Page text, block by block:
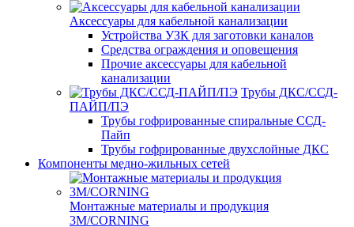
Аксессуары для кабельной канализации
Устройства УЗК для заготовки каналов
Средства ограждения и оповещения
Прочие аксессуары для кабельной
канализации
Трубы ДКС/ССД-
ПАЙП/ПЭ
Трубы гофрированные спиральные ССД-
Пайп
Трубы гофрированные двухслойные ДКС
Компоненты медно-жильных сетей
Монтажные материалы и продукция
3M/CORNING